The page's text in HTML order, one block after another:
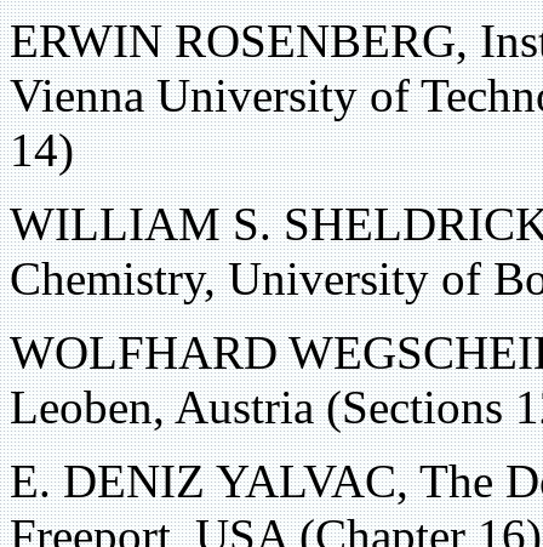
ERWIN ROSENBERG,
Vienna University of
14)
WILLIAM S.
Chemistry, University of
WOLFHARD
Leoben, Austria (Sections
E. DENIZ YALVAC, The
Freeport, USA (Chapter 16)